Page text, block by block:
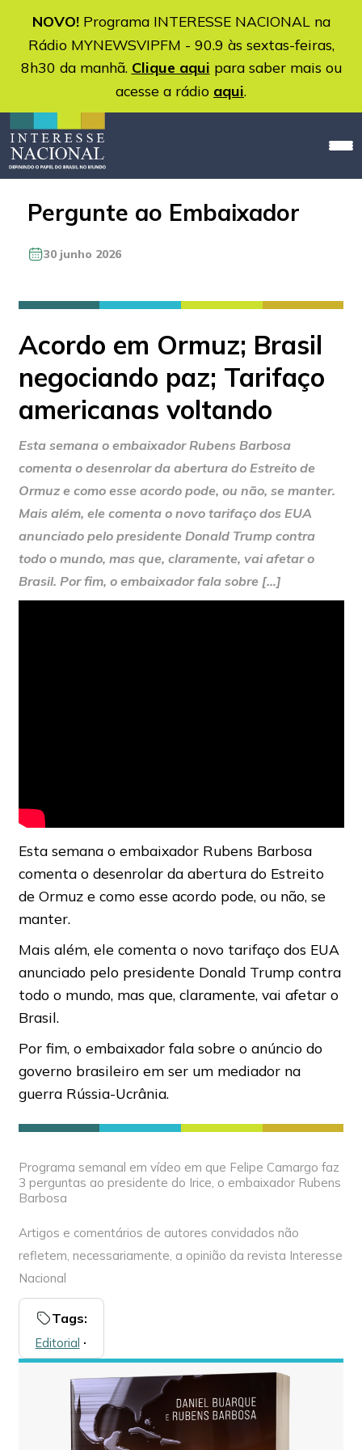
NOVO!Programa INTERESSE NACIONAL na
Rádio MYNEWSVIPFM - 90.9 às sextas-feiras,
8h30 da manhã. Clique aqui para saber mais ou
acesse a rádio aqui.
Pergunte ao Embaixador
30 junho 2026
Acordo em Ormuz; Brasil
negociando paz; Tarifaço
americanas voltando
Esta semana o embaixador Rubens Barbosa
comenta o desenrolar da abertura do Estreito de
Ormuz e como esse acordo pode, ou não, se manter.
Mais além, ele comenta o novo tarifaço dos EUA
anunciado pelo presidente Donald Trump contra
todo o mundo, mas que, claramente, vai afetar o
Brasil. Por fim, o embaixador fala sobre […]
Esta semana o embaixador Rubens Barbosa
comenta o desenrolar da abertura do Estreito
de Ormuz e como esse acordo pode, ou não, se
manter.
Mais além, ele comenta o novo tarifaço dos EUA
anunciado pelo presidente Donald Trump contra
todo o mundo, mas que, claramente, vai afetar o
Brasil.
Por fim, o embaixador fala sobre o anúncio do
governo brasileiro em ser um mediador na
guerra Rússia-Ucrânia.
Programa semanal em vídeo em que Felipe Camargo faz
3 perguntas ao presidente do Irice, o embaixador Rubens
Barbosa
Artigos e comentários de autores convidados não
refletem, necessariamente, a opinião da revista Interesse
Nacional
Tags:
Editorial 🞌